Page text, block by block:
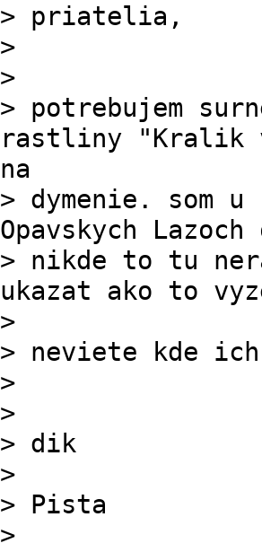
> priatelia,
>
>
> potrebujem
rastliny "Kralik
na
> dymenie. som
Opavskych
> nikde to tu
ukazat ako to
>
> neviete kde ich
>
>
> dik
>
> Pista
>